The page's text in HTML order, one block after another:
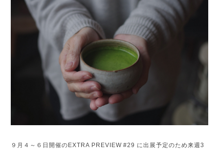
９月４～６日開催のEXTRA PREVIEW #29 に出展予定のため来週3